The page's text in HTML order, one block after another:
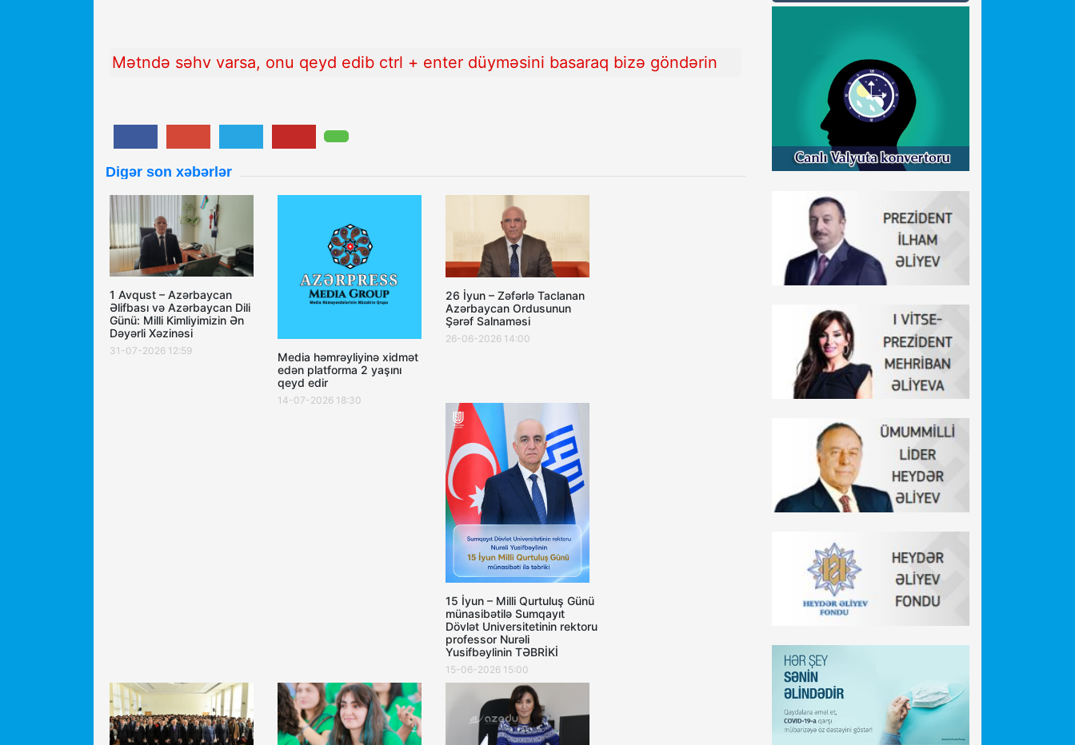
Mətndə səhv varsa, onu qeyd edib ctrl + enter düyməsini basaraq bizə göndərin
Digər son xəbərlər
1 Avqust – Azərbaycan
Əlifbası və Azərbaycan Dili
Günü: Milli Kimliyimizin Ən
Dəyərli Xəzinəsi
31-07-2026 12:59
Media həmrəyliyinə xidmət
edən platforma 2 yaşını
qeyd edir
14-07-2026 18:30
26 İyun – Zəfərlə Taclanan
Azərbaycan Ordusunun
Şərəf Salnaməsi
26-06-2026 14:00
15 İyun – Milli Qurtuluş Günü
münasibətilə Sumqayıt
Dövlət Universitetinin rektoru
professor Nurəli
Yusifbəylinin TƏBRİKİ
15-06-2026 15:00